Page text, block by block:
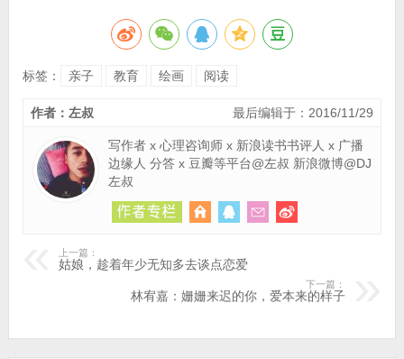
标签： 亲子 教育 绘画 阅读
最后编辑于：2016/11/29
作者：左叔
写作者 x 心理咨询师 x 新浪读书书评人 x 广播
边缘人 分答 x 豆瓣等平台@左叔 新浪微博@DJ
左叔
上一篇：
姑娘，趁着年少无知多去谈点恋爱
下一篇：
林宥嘉：姗姗来迟的你，爱本来的样子